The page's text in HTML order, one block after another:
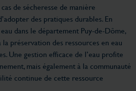
de sécheresse de manière
des pratiques durables. En
dans le département Puy-de-Dôme,
préservation des ressources en eau
Une gestion efficace de l’eau profite
mais également à la communauté
continue de cette ressource